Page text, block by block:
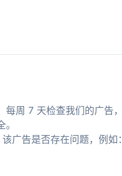
周 7 天检查我们的广告，
该广告是否存在问题，例如：